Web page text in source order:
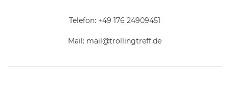
Telefon: +49 176 24909451
Mail: mail@trollingtreff.de